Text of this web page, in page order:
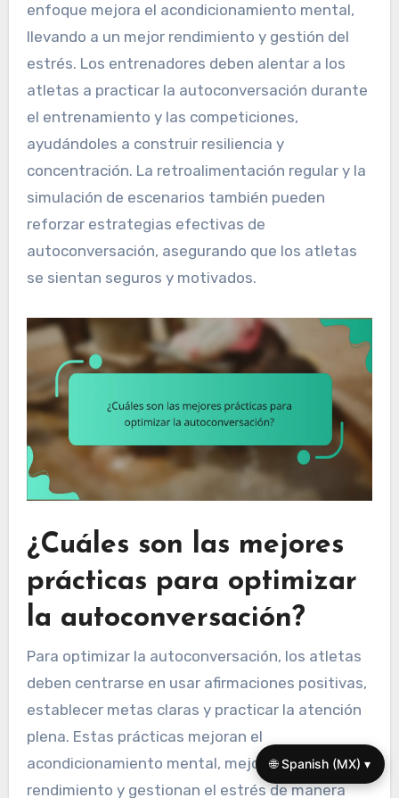
enfoque mejora el acondicionamiento mental,
llevando a un mejor rendimiento y gestión del
estrés. Los entrenadores deben alentar a los
atletas a practicar la autoconversación durante
el entrenamiento y las competiciones,
ayudándoles a construir resiliencia y
concentración. La retroalimentación regular y la
simulación de escenarios también pueden
reforzar estrategias efectivas de
autoconversación, asegurando que los atletas
se sientan seguros y motivados.
¿Cuáles son las mejores
prácticas para optimizar
la autoconversación?
Para optimizar la autoconversación, los atletas
deben centrarse en usar afirmaciones positivas,
establecer metas claras y practicar la atención
plena. Estas prácticas mejoran el
acondicionamiento mental, mejoran el
rendimiento y gestionan el estrés de manera
🌐 Spanish (MX) ▾